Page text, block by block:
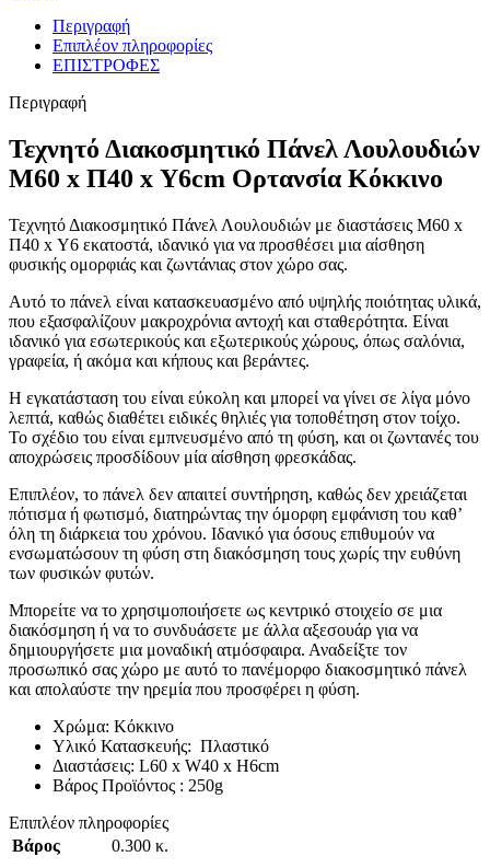
Περιγραφή
Επιπλέον πληροφορίες
ΕΠΙΣΤΡΟΦΕΣ
Περιγραφή
Τεχνητό Διακοσμητικό Πάνελ Λουλουδιών
Μ60 x Π40 x Υ6cm Ορτανσία Κόκκινο
Τεχνητό Διακοσμητικό Πάνελ Λουλουδιών με διαστάσεις Μ60 x
Π40 x Υ6 εκατοστά, ιδανικό για να προσθέσει μια αίσθηση
φυσικής ομορφιάς και ζωντάνιας στον χώρο σας.
Αυτό το πάνελ είναι κατασκευασμένο από υψηλής ποιότητας υλικά,
που εξασφαλίζουν μακροχρόνια αντοχή και σταθερότητα. Είναι
ιδανικό για εσωτερικούς και εξωτερικούς χώρους, όπως σαλόνια,
γραφεία, ή ακόμα και κήπους και βεράντες.
Η εγκατάσταση του είναι εύκολη και μπορεί να γίνει σε λίγα μόνο
λεπτά, καθώς διαθέτει ειδικές θηλιές για τοποθέτηση στον τοίχο.
Το σχέδιο του είναι εμπνευσμένο από τη φύση, και οι ζωντανές του
αποχρώσεις προσδίδουν μία αίσθηση φρεσκάδας.
Επιπλέον, το πάνελ δεν απαιτεί συντήρηση, καθώς δεν χρειάζεται
πότισμα ή φωτισμό, διατηρώντας την όμορφη εμφάνιση του καθ’
όλη τη διάρκεια του χρόνου. Ιδανικό για όσους επιθυμούν να
ενσωματώσουν τη φύση στη διακόσμηση τους χωρίς την ευθύνη
των φυσικών φυτών.
Μπορείτε να το χρησιμοποιήσετε ως κεντρικό στοιχείο σε μια
διακόσμηση ή να το συνδυάσετε με άλλα αξεσουάρ για να
δημιουργήσετε μια μοναδική ατμόσφαιρα. Αναδείξτε τον
προσωπικό σας χώρο με αυτό το πανέμορφο διακοσμητικό πάνελ
και απολαύστε την ηρεμία που προσφέρει η φύση.
Χρώμα: Κόκκινο
Υλικό Κατασκευής: Πλαστικό
Διαστάσεις: L60 x W40 x H6cm
Βάρος Προϊόντος : 250g
Επιπλέον πληροφορίες
Βάρος
0.300 κ.